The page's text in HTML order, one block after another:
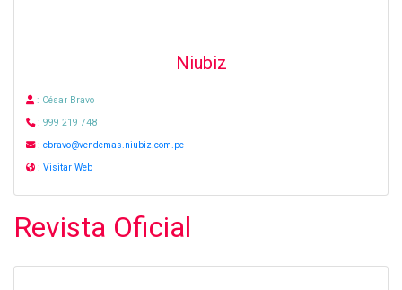
Niubiz
: César Bravo
: 999 219 748
: cbravo@vendemas.niubiz.com.pe
: Visitar Web
Revista Oficial